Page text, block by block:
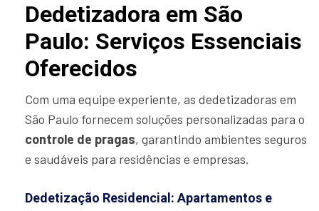
Dedetizadora em São
Paulo: Serviços Essenciais
Oferecidos
Com uma equipe experiente, as dedetizadoras em
São Paulo fornecem soluções personalizadas para o
controle de pragas, garantindo ambientes seguros
e saudáveis para residências e empresas.
Dedetização Residencial: Apartamentos e